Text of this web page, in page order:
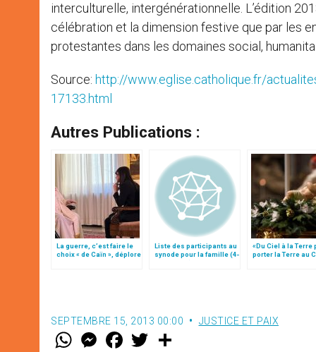
interculturelle, intergénérationnelle. L’édition
célébration et la dimension festive que par les
protestantes dans les domaines social,
Source: http://www.eglise.catholique.fr/
17133.html
Autres Publications :
La guerre, c’est faire le
choix « de Caïn », déplore
Liste des participants au
synode pour la famille (4-
25 octobre)
«Du Ciel à la Terre
porter la Terre au
SEPTEMBRE 15, 2013 00:00 JUSTICE ET PAIX
W M
e
F
a w